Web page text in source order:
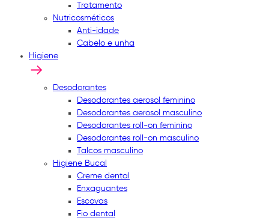
Tratamento
Nutricosméticos
Anti-idade
Cabelo e unha
Higiene
Desodorantes
Desodorantes aerosol feminino
Desodorantes aerosol masculino
Desodorantes roll-on feminino
Desodorantes roll-on masculino
Talcos masculino
Higiene Bucal
Creme dental
Enxaguantes
Escovas
Fio dental